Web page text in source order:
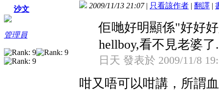
沙文
管理員
2009/11/13 21:07| 只看該作者 | 翻譯 |
佢哋好明顯係"好好
hellboy,看不見老婆了
日天 發表於 2009/11/8
咁又唔可以咁講，所謂